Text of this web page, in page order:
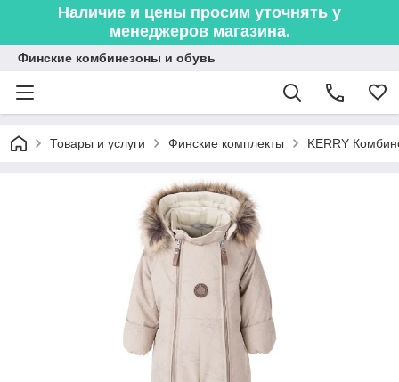
Наличие и цены просим уточнять у
менеджеров магазина.
Финские комбинезоны и обувь
Товары и услуги Финские комплекты KERRY